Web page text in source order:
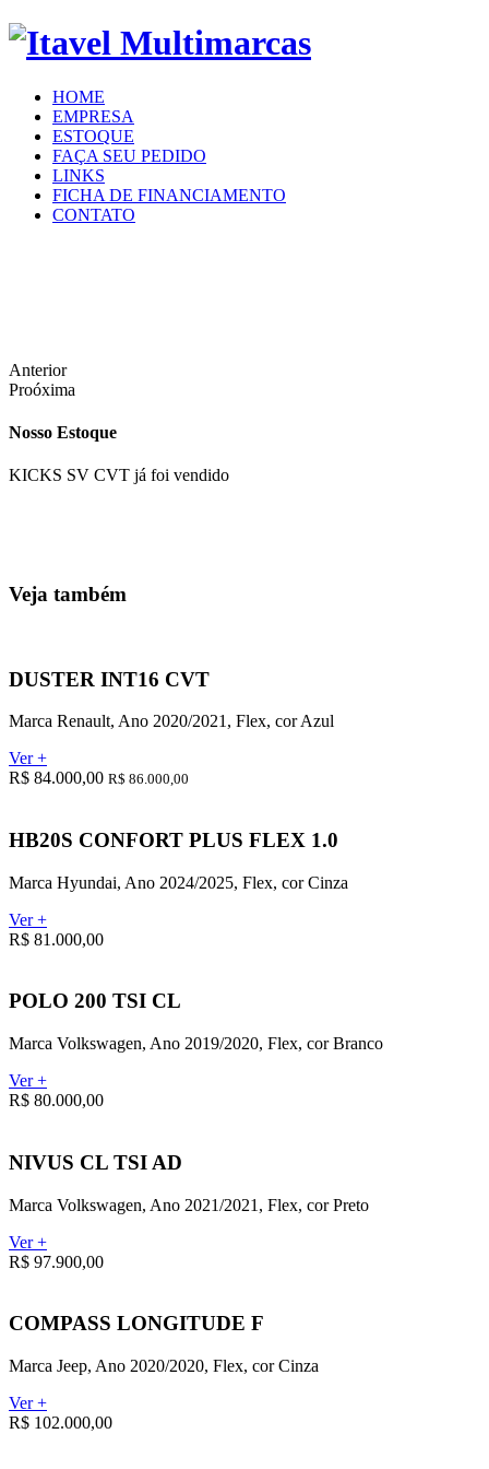
HOME
EMPRESA
ESTOQUE
FAÇA SEU PEDIDO
LINKS
FICHA DE FINANCIAMENTO
CONTATO
Anterior
Proóxima
Nosso Estoque
KICKS SV CVT já foi vendido
Veja também
DUSTER INT16 CVT
Marca Renault, Ano 2020/2021, Flex, cor Azul
Ver +
R$ 84.000,00 R$ 86.000,00
HB20S CONFORT PLUS FLEX 1.0
Marca Hyundai, Ano 2024/2025, Flex, cor Cinza
Ver +
R$ 81.000,00
POLO 200 TSI CL
Marca Volkswagen, Ano 2019/2020, Flex, cor Branco
Ver +
R$ 80.000,00
NIVUS CL TSI AD
Marca Volkswagen, Ano 2021/2021, Flex, cor Preto
Ver +
R$ 97.900,00
COMPASS LONGITUDE F
Marca Jeep, Ano 2020/2020, Flex, cor Cinza
Ver +
R$ 102.000,00